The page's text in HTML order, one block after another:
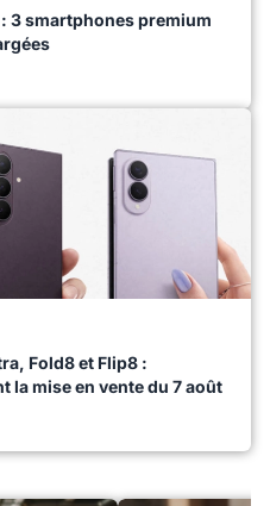
3 smartphones premium
Fold8 et Flip8 :
la mise en vente du 7 août